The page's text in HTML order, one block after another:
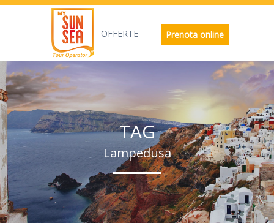
OFFERTE Prenota online
TAG
Lampedusa